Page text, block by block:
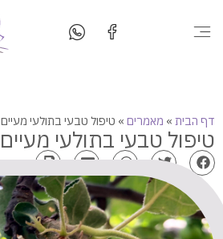
דף הבית » מאמרים » טיפול טבעי בתולעי מעיים
טיפול טבעי בתולעי מעיים